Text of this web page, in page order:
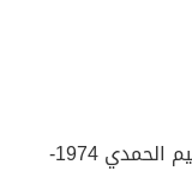
تحميل كتاب عهد رئيس الجمهورية إبراهيم الحمدي 1974-